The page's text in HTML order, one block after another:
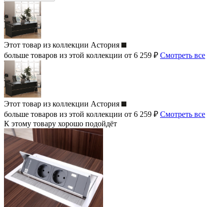
Этот товар из коллекции Астория
больше товаров из этой коллекции от 6 259 ₽ Смотреть все
Этот товар из коллекции Астория
больше товаров из этой коллекции от 6 259 ₽ Смотреть все
К этому товару хорошо подойдёт